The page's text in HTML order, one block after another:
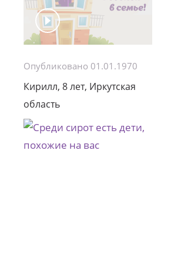
Опубликовано 01.01.1970
Кирилл, 8 лет, Иркутская
область